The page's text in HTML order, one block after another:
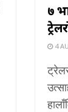
७
4